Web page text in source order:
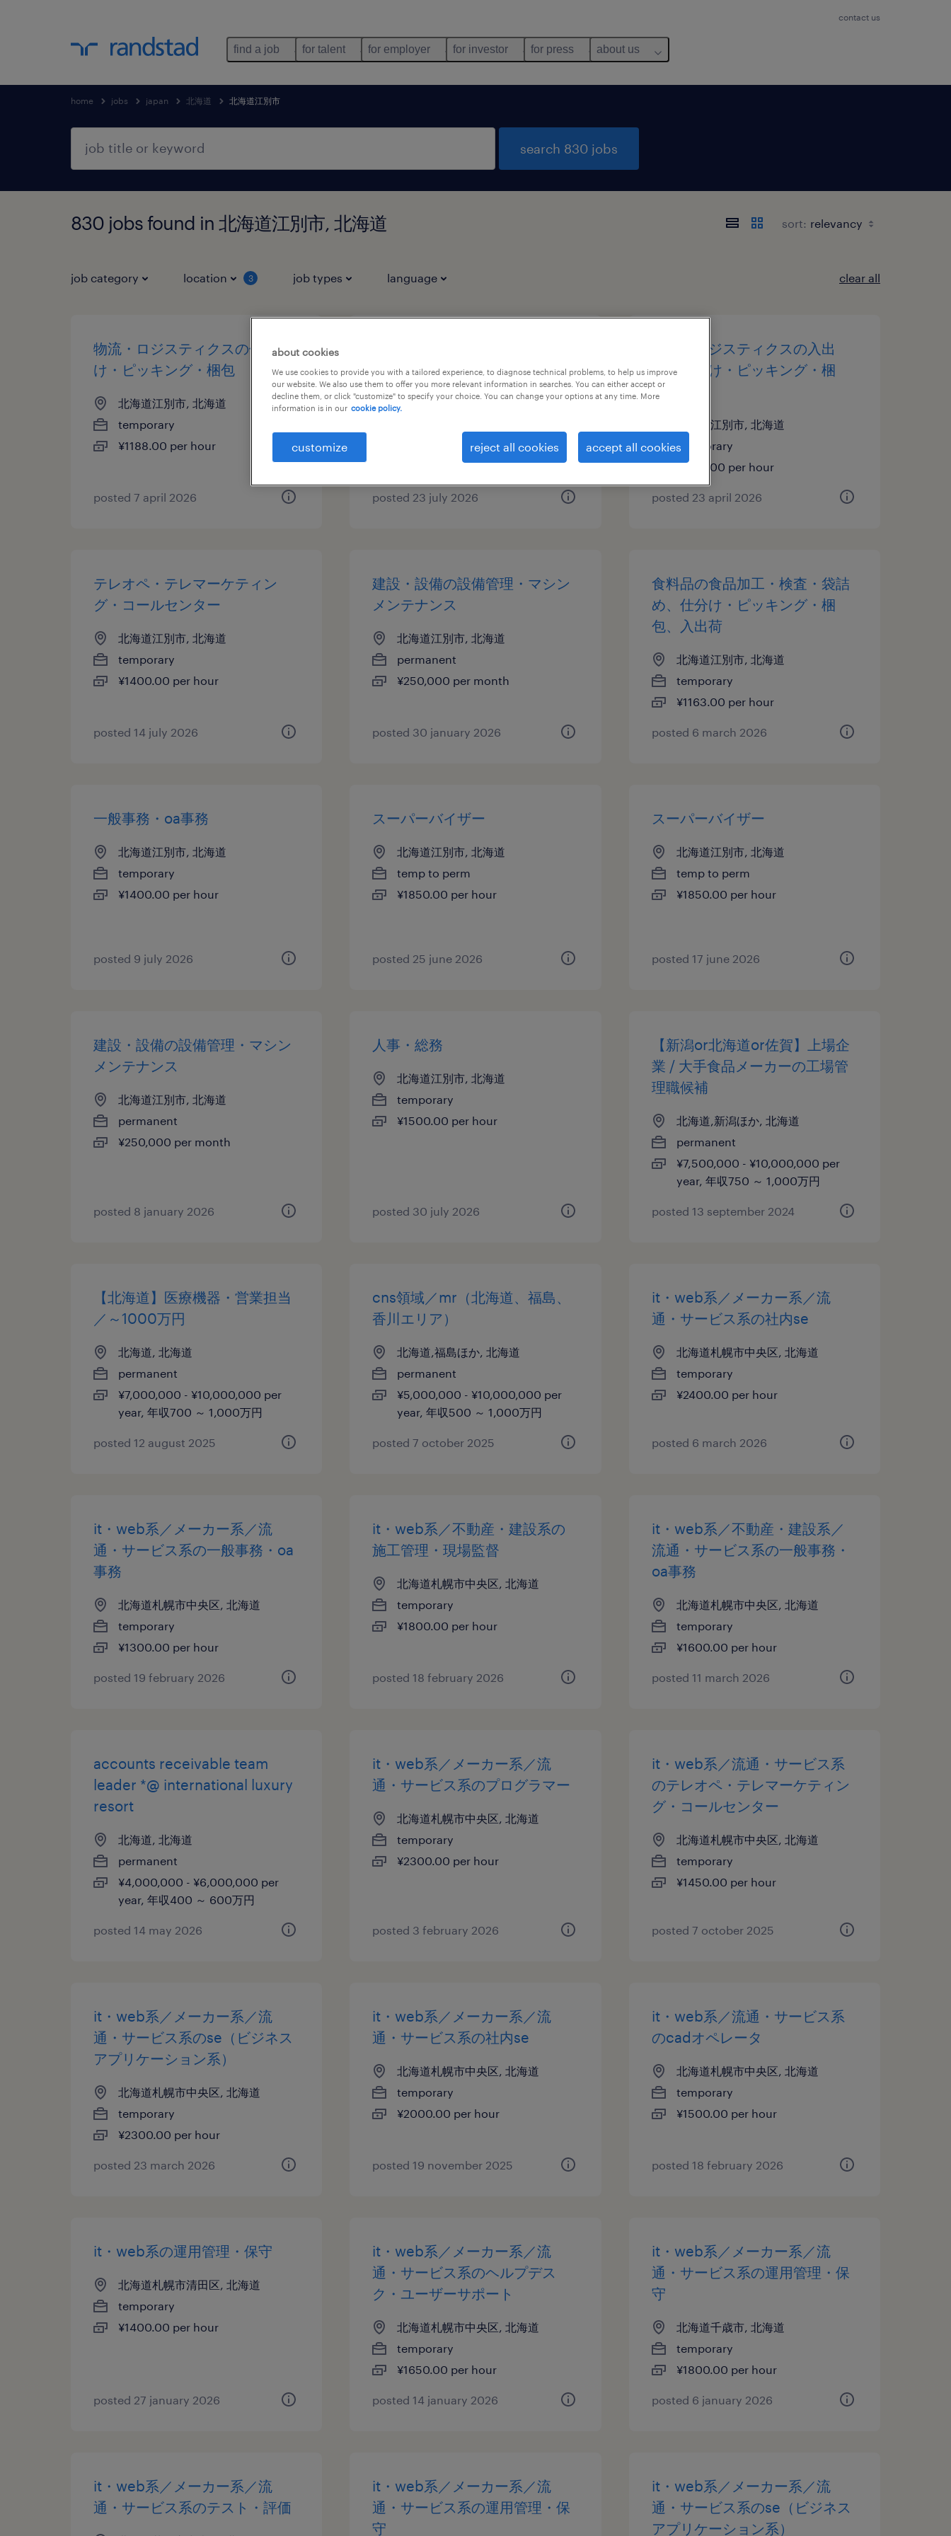
contact us
find a job for talent for employer for investor for press about us
home jobs japan 北海道 北海道江別市
search 830 jobs
830 jobs found in 北海道江別市, 北海道 sort:
job category location 3 job types language clear all
物流・ロジスティクスの仕分
け・ピッキング・梱包
北海道江別市, 北海道
temporary
¥1188.00 per hour
posted 7 april 2026
け・ピッキング・梱包、検品
北海道江別市, 北海道
¥1188.00 per hour
posted 23 july 2026
物流・ロジスティクスの入出
荷、仕分け・ピッキング・梱
包、検品
北海道江別市, 北海道
temporary
¥1188.00 per hour
posted 23 april 2026
テレオペ・テレマーケティン
グ・コールセンター
北海道江別市, 北海道
temporary
¥1400.00 per hour
posted 14 july 2026
建設・設備の設備管理・マシン
メンテナンス
北海道江別市, 北海道
permanent
¥250,000 per month
posted 30 january 2026
食料品の食品加工・検査・袋詰
め、仕分け・ピッキング・梱
包、入出荷
北海道江別市, 北海道
temporary
¥1163.00 per hour
posted 6 march 2026
一般事務・oa事務
北海道江別市, 北海道
temporary
¥1400.00 per hour
posted 9 july 2026
スーパーバイザー
北海道江別市, 北海道
temp to perm
¥1850.00 per hour
posted 25 june 2026
スーパーバイザー
北海道江別市, 北海道
temp to perm
¥1850.00 per hour
posted 17 june 2026
建設・設備の設備管理・マシン
メンテナンス
北海道江別市, 北海道
permanent
¥250,000 per month
posted 8 january 2026
人事・総務
北海道江別市, 北海道
temporary
¥1500.00 per hour
posted 30 july 2026
【新潟or北海道or佐賀】上場企
業 / 大手食品メーカーの工場管
理職候補
北海道,新潟ほか, 北海道
permanent
¥7,500,000 - ¥10,000,000 per
year, 年収750 ～ 1,000万円
posted 13 september 2024
【北海道】医療機器・営業担当
／～1000万円
北海道, 北海道
permanent
¥7,000,000 - ¥10,000,000 per
year, 年収700 ～ 1,000万円
posted 12 august 2025
cns領域／mr（北海道、福島、
香川エリア）
北海道,福島ほか, 北海道
permanent
¥5,000,000 - ¥10,000,000 per
year, 年収500 ～ 1,000万円
posted 7 october 2025
it・web系／メーカー系／流
通・サービス系の社内se
北海道札幌市中央区, 北海道
temporary
¥2400.00 per hour
posted 6 march 2026
it・web系／メーカー系／流
通・サービス系の一般事務・oa
事務
北海道札幌市中央区, 北海道
temporary
¥1300.00 per hour
posted 19 february 2026
it・web系／不動産・建設系の
施工管理・現場監督
北海道札幌市中央区, 北海道
temporary
¥1800.00 per hour
posted 18 february 2026
it・web系／不動産・建設系／
流通・サービス系の一般事務・
oa事務
北海道札幌市中央区, 北海道
temporary
¥1600.00 per hour
posted 11 march 2026
accounts receivable team
leader *@ international luxury
resort
北海道, 北海道
permanent
¥4,000,000 - ¥6,000,000 per
year, 年収400 ～ 600万円
posted 14 may 2026
it・web系／メーカー系／流
通・サービス系のプログラマー
北海道札幌市中央区, 北海道
temporary
¥2300.00 per hour
posted 3 february 2026
it・web系／流通・サービス系
のテレオペ・テレマーケティン
グ・コールセンター
北海道札幌市中央区, 北海道
temporary
¥1450.00 per hour
posted 7 october 2025
it・web系／メーカー系／流
通・サービス系のse（ビジネス
アプリケーション系）
北海道札幌市中央区, 北海道
temporary
¥2300.00 per hour
posted 23 march 2026
it・web系／メーカー系／流
通・サービス系の社内se
北海道札幌市中央区, 北海道
temporary
¥2000.00 per hour
posted 19 november 2025
it・web系／流通・サービス系
のcadオペレータ
北海道札幌市中央区, 北海道
temporary
¥1500.00 per hour
posted 18 february 2026
it・web系の運用管理・保守
北海道札幌市清田区, 北海道
temporary
¥1400.00 per hour
posted 27 january 2026
it・web系／メーカー系／流
通・サービス系のヘルプデス
ク・ユーザーサポート
北海道札幌市中央区, 北海道
temporary
¥1650.00 per hour
posted 14 january 2026
it・web系／メーカー系／流
通・サービス系の運用管理・保
守
北海道千歳市, 北海道
temporary
¥1800.00 per hour
posted 6 january 2026
it・web系／メーカー系／流
通・サービス系のテスト・評価
it・web系／メーカー系／流
通・サービス系の運用管理・保
守
it・web系／メーカー系／流
通・サービス系のse（ビジネス
アプリケーション系）
about cookies
We use cookies to provide you with a tailored experience, to diagnose technical problems, to help us improve
our website. We also use them to offer you more relevant information in searches. You can either accept or
decline them, or click "customize" to specify your choice. You can change your options at any time. More
information is in our cookie policy.
customize reject all cookies accept all cookies